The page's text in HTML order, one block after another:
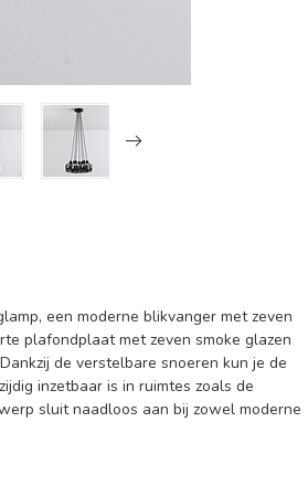
een moderne blikvanger met zeven
plafondplaat met zeven smoke glazen
de verstelbare snoeren kun je de
inzetbaar is in ruimtes zoals de
sluit naadloos aan bij zowel moderne